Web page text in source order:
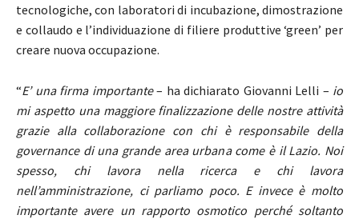
tecnologiche, con laboratori di incubazione, dimostrazione
e collaudo e l’individuazione di filiere produttive ‘green’ per
creare nuova occupazione.
“E’ una firma importante– ha dichiarato Giovanni Lelli – io
mi aspetto una maggiore finalizzazione delle nostre attività
grazie alla collaborazione con chi è responsabile della
governance di una grande area urbana come è il Lazio. Noi
spesso, chi lavora nella ricerca e chi lavora
nell’amministrazione, ci parliamo poco. E invece è molto
importante avere un rapporto osmotico perché soltanto